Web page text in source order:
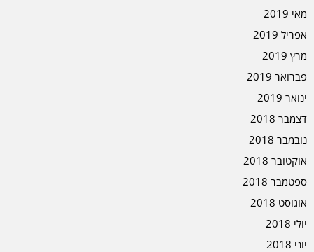
מאי 2019
אפריל 2019
מרץ 2019
פברואר 2019
ינואר 2019
דצמבר 2018
נובמבר 2018
אוקטובר 2018
ספטמבר 2018
אוגוסט 2018
יולי 2018
יוני 2018